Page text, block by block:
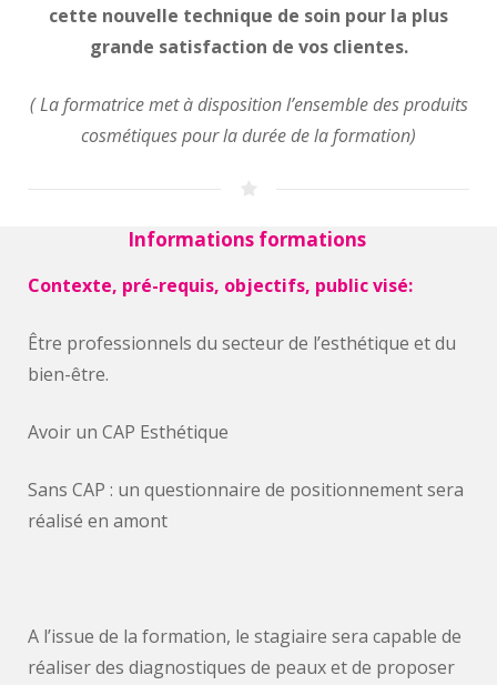
cette nouvelle technique de soin pour la plus
grande satisfaction de vos clientes.
( La formatrice met à disposition l’ensemble des produits
cosmétiques pour la durée de la formation)
Informations formations
Contexte, pré-requis, objectifs, public visé:
Être professionnels du secteur de l’esthétique et du
bien-être.
Avoir un CAP Esthétique
Sans CAP : un questionnaire de positionnement sera
réalisé en amont
A l’issue de la formation, le stagiaire sera capable de
réaliser des diagnostiques de peaux et de proposer